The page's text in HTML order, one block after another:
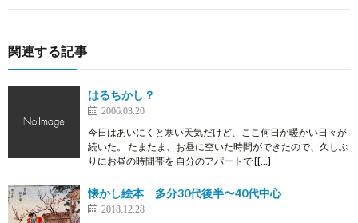
関連する記事
はるちかし？
2006.03.20
今日はあいにくと寒い天気だけど、ここ何日か暖かい日々が
続いた。 たまたま、お昼に空いた時間ができたので、久しぶ
りにお昼の時間帯を 自分のアパートで [[…]
懐かし絵本 多分30代後半〜40代中心
2018.12.28